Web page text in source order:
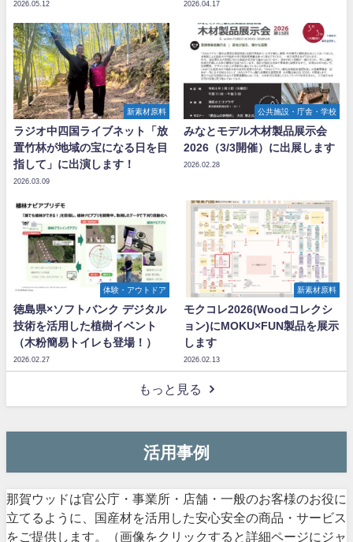
2026.05.12 2026.04.17
新素材原料
ラジオ中四国ライブネット「放
置竹林が地域の宝になる日を目
指して」に出演します！
2026.03.09
公共施設・庁舎・学校
みなとモデル木材製品展示会
2026（3/3開催）に出展します
2026.02.28
体験・アウトドア
徳島県×ソフトバンク デジタル
技術を活用した植樹イベント
（木粉簡易トイレも登場！）
2026.02.27
新素材原料
モクコレ2026(Woodコレクシ
ョン)にMOKU×FUN製品を展示
します
2026.02.13
もっと見る
活用事例
那賀ウッドは官公庁・事業所・店舗・一般のお客様のお役に
立てるように、国産材を活用した安心安全の商品・サービス
をご提供します。（画像をクリックすると詳細ページにジャ